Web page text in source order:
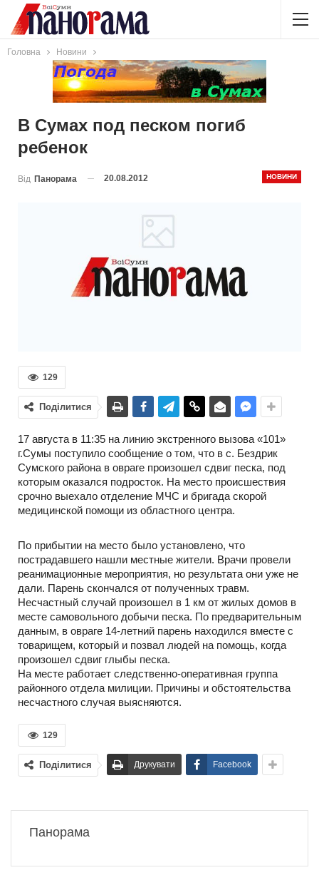
Головна Новини
В Сумах под песком погиб
ребенок
НОВИНИ
Від Панорама 20.08.2012
129
Поділитися
17 августа в 11:35 на линию экстренного вызова «101»
г.Сумы поступило сообщение о том, что в с. Бездрик
Сумского района в овраге произошел сдвиг песка, под
которым оказался подросток. На место происшествия
срочно выехало отделение МЧС и бригада скорой
медицинской помощи из областного центра.
По прибытии на место было установлено, что
пострадавшего нашли местные жители. Врачи провели
реанимационные мероприятия, но результата они уже не
дали. Парень скончался от полученных травм.
Несчастный случай произошел в 1 км от жилых домов в
месте самовольного добычи песка. По предварительным
данным, в овраге 14-летний парень находился вместе с
товарищем, который и позвал людей на помощь, когда
произошел сдвиг глыбы песка.
На месте работает следственно-оперативная группа
районного отдела милиции. Причины и обстоятельства
несчастного случая выясняются.
129
Поділитися Друкувати Facebook
Панорама